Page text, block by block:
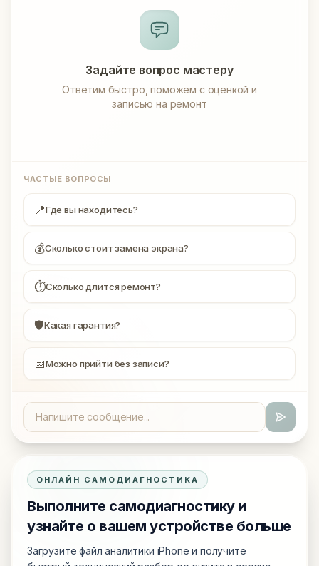
Задайте вопрос мастеру
Ответим быстро, поможем с оценкой и
записью на ремонт
ЧАСТЫЕ ВОПРОСЫ
📍Где вы находитесь?
💰Сколько стоит замена экрана?
⏱Сколько длится ремонт?
🛡Какая гарантия?
📅Можно прийти без записи?
ОНЛАЙН САМОДИАГНОСТИКА
Выполните самодиагностику и
узнайте о вашем устройстве больше
Загрузите файл аналитики iPhone и получите